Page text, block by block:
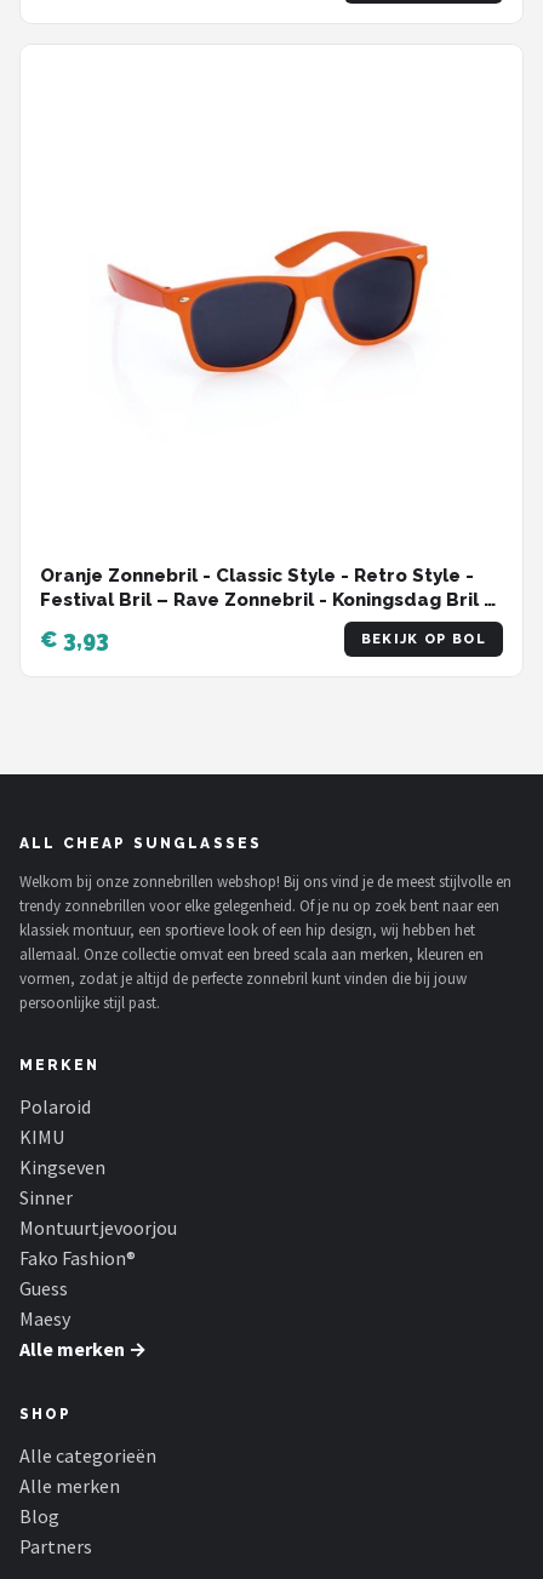
Oranje Zonnebril - Classic Style - Retro Style -
Festival Bril – Rave Zonnebril - Koningsdag Bril –
Dames – Heren - Oranje - EK - WK - UV400 -
Nederlands Elftal
€ 3,93 BEKIJK OP BOL
ALL CHEAP SUNGLASSES
Welkom bij onze zonnebrillen webshop! Bij ons vind je de meest stijlvolle en
trendy zonnebrillen voor elke gelegenheid. Of je nu op zoek bent naar een
klassiek montuur, een sportieve look of een hip design, wij hebben het
allemaal. Onze collectie omvat een breed scala aan merken, kleuren en
vormen, zodat je altijd de perfecte zonnebril kunt vinden die bij jouw
persoonlijke stijl past.
MERKEN
Polaroid
KIMU
Kingseven
Sinner
Montuurtjevoorjou
Fako Fashion®
Guess
Maesy
Alle merken →
SHOP
Alle categorieën
Alle merken
Blog
Partners